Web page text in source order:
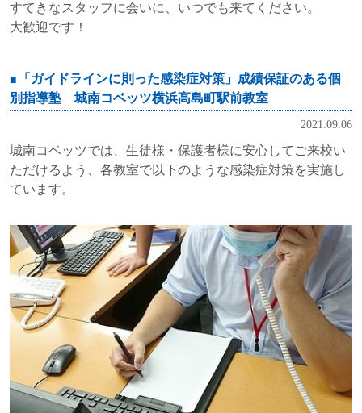
すてきなスタッフに会いに、いつでも来てください。
大歓迎です！
「ガイドラインに則った感染症対策」成績保証のある個
別指導塾 城南コベッツ横浜高島町駅前教室
2021.09.06
城南コベッツでは、生徒様・保護者様に安心してご来校い
ただけるよう、各教室で以下のような感染症対策を実施し
ています。